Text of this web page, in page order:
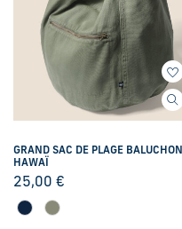
GRAND SAC DE PLAGE BALUCHON
HAWAÏ
25,00 €